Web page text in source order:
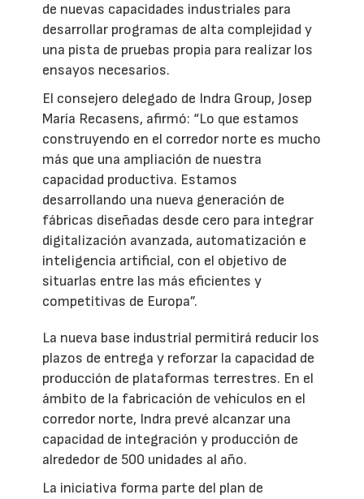
de nuevas capacidades industriales para
desarrollar programas de alta complejidad y
una pista de pruebas propia para realizar los
ensayos necesarios.
El consejero delegado de Indra Group, Josep
María Recasens, afirmó: “Lo que estamos
construyendo en el corredor norte es mucho
más que una ampliación de nuestra
capacidad productiva. Estamos
desarrollando una nueva generación de
fábricas diseñadas desde cero para integrar
digitalización avanzada, automatización e
inteligencia artificial, con el objetivo de
situarlas entre las más eficientes y
competitivas de Europa”.
La nueva base industrial permitirá reducir los
plazos de entrega y reforzar la capacidad de
producción de plataformas terrestres. En el
ámbito de la fabricación de vehículos en el
corredor norte, Indra prevé alcanzar una
capacidad de integración y producción de
alrededor de 500 unidades al año.
La iniciativa forma parte del plan de